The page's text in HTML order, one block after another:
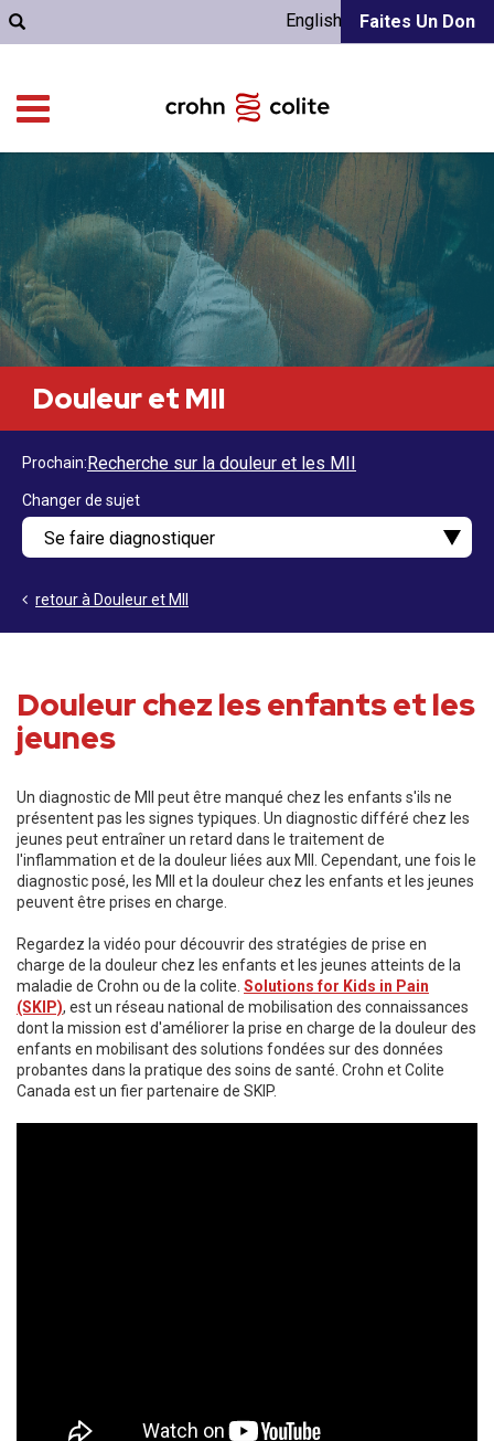
Faites Un Don
English
Douleur et MII
Prochain Recherche sur la douleur et les MII
Changer de sujet
retour à Douleur et MII
Douleur chez les enfants et les
jeunes
Un diagnostic de MII peut être manqué chez les enfants s'ils ne
présentent pas les signes typiques. Un diagnostic différé chez les
jeunes peut entraîner un retard dans le traitement de
l'inflammation et de la douleur liées aux MII. Cependant, une fois le
diagnostic posé, les MII et la douleur chez les enfants et les jeunes
peuvent être prises en charge.
Regardez la vidéo pour découvrir des stratégies de prise en
charge de la douleur chez les enfants et les jeunes atteints de la
maladie de Crohn ou de la colite. Solutions for Kids in Pain
(SKIP), est un réseau national de mobilisation des connaissances
dont la mission est d'améliorer la prise en charge de la douleur des
enfants en mobilisant des solutions fondées sur des données
probantes dans la pratique des soins de santé. Crohn et Colite
Canada est un fier partenaire de SKIP.